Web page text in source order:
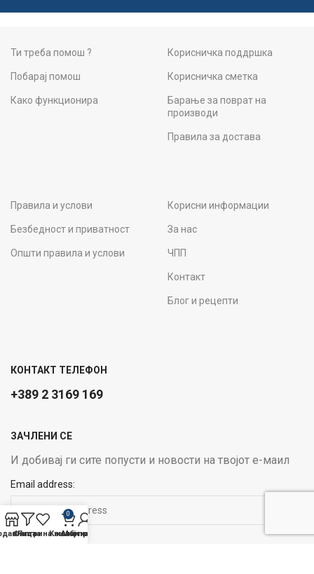
Ти треба помош ?
Побарај помош
Како функционира
Корисничка поддршка
Корисничка сметка
Барање за поврат на
производи
Правила за достава
Правила и услови
Безбедност и приватност
Општи правила и услови
Корисни информации
За нас
ЧПП
Контакт
Блог и рецепти
КОНТАКТ ТЕЛЕФОН
+389 2 3169 169
ЗАЧЛЕНИ СЕ
И добивај ги сите попусти и новости на твојот е-маил
Email address:
Филтри
Листа на желби
0
Кошничка
Мој профил